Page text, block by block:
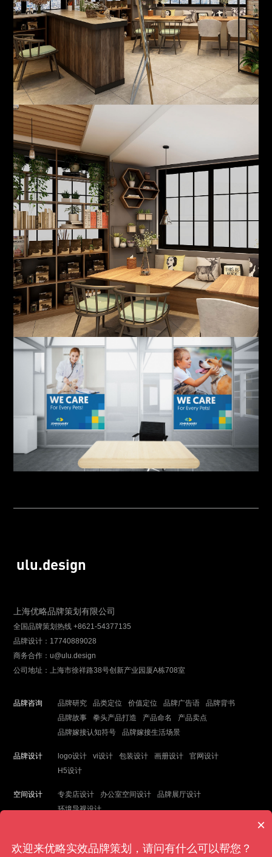
ulu.design
上海优略品牌策划有限公司
全国品牌策划热线 +8621-54377135
品牌设计：17740889028
商务合作：u@ulu.design
公司地址：上海市徐祥路38号创新产业园厦A栋708室
品牌咨询 品牌研究 品类定位 价值定位 品牌广告语
品牌背书
品牌故事
拳头产品打造 产品命名
产品卖点
品牌嫁接认知符号
品牌嫁接生活场景
品牌设计 logo设计 vi设计 包装设计 画册设计
官网设计
H5设计
空间设计 专卖店设计 办公室空间设计
品牌展厅设计
环境导视设计
×
欢迎来优略实效品牌策划，请问有什么可以帮您？